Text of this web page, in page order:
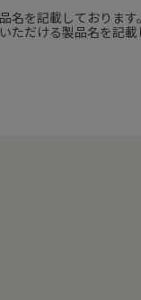
名を記載しております。
だける製品名を記載